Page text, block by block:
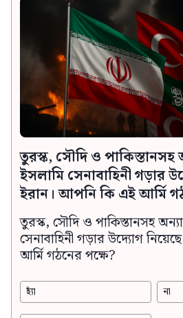
তুরস্ক, সৌদি ও পাকিস্তানসহ
ইসলামি সেনাবাহিনী গড়ার
ইরান। আপনি কি এই আর্মি
তুরস্ক, সৌদি ও পাকিস্তানসহ
সেনাবাহিনী গড়ার উদ্যোগ
আর্মি গঠনের পক্ষে?
হ্যাঁ না